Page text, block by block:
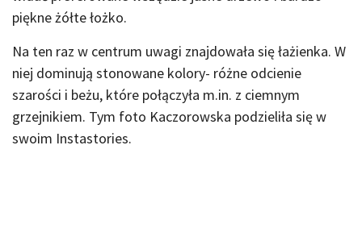
piękne żółte łożko.
Na ten raz w centrum uwagi znajdowała się łażienka. W
niej dominują stonowane kolory- różne odcienie
szarości i beżu, które połączyła m.in. z ciemnym
grzejnikiem. Tym foto Kaczorowska podzieliła się w
swoim Instastories.